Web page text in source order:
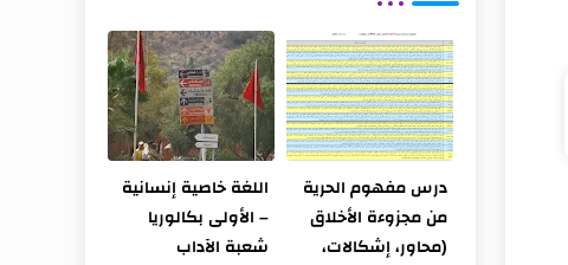
درس مفهوم الحرية
من مجزوءة الأخلاق
(محاور، إشكالات،
اللغة خاصية إنسانية
– الأولى بكالوريا
شعبة الآداب